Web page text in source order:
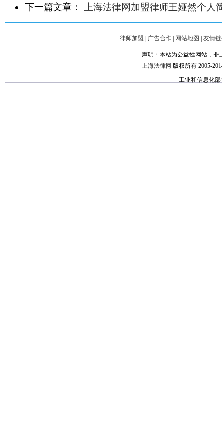
下一篇文章：
上海法律网加盟律师王娅然个人
律师加盟 广告合作 网站地图 友情
声明：本站为公益性网站，非
上海法律网 版权所有 2005-
工业和信息化部